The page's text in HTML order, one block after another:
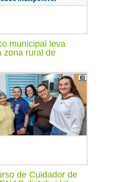
municipal leva
zona rural de
de Cuidador de